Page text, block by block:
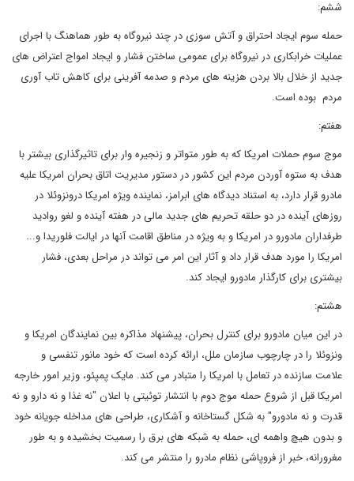
ششم:
حمله سوم ایجاد احتراق و آتش سوزی در چند نیروگاه به طور هماهنگ با اجرای
عملیات خرابکاری در نیروگاه برای عمومی ساختن فشار و ایجاد امواج اعتراض های
جدید از خلال بالا بردن هزینه های مردم و صدمه آفرینی برای کاهش تاب آوری
مردم بوده است.
هفتم:
موج سوم حملات امریکا که به طور متواتر و زنجیره وار برای تاثیرگذاری بیشتر با
هدف به ستوه آوردن مردم این کشور در دستور مدیریت اتاق بحران امریکا علیه
مادرو قرار دارد، به استناد دیدگاه های ابرامز، نماینده ویژه امریکا درونزوئلا در
روزهای آینده در دو حلقه تحریم های جدید مالی در هفته آینده و لغو روادید
طرفداران مادورو در امریکا و به ویژه در مناطق اقامت آنها در ایالت فلوریدا و...
امریکا را مورد هدف قرار داد و آثار این امر می تواند در مراحل بعدی، فشار
بیشتری برای کارگذار مادورو ایجاد کند.
هشتم:
در این میان مادورو برای کنترل بحران، پیشنهاد مذاکره بین نمایندگان امریکا و
ونزوئلا را در چارچوب سازمان ملل، ارائه کرده است که خود مانور تنفسی و
علامت سازنده در تعامل با امریکا را متبادر می کند. مایک پمپئو، وزیر امور خارجه
امریکا قبل از شروع حمله موج دوم با انتشار توئیتی با اعلان "نه غذا و نه دارو و نه
قدرت و نه مادورو" به شکل گستاخانه و آشکاری، طراحی های مداخله جویانه خود
و بدون هیچ واهمه ای، حمله به شبکه های برق را رسمیت بخشیده و به طور
مغرورانه، خبر از فروپاشی نظام مادرو را منتشر می کند.